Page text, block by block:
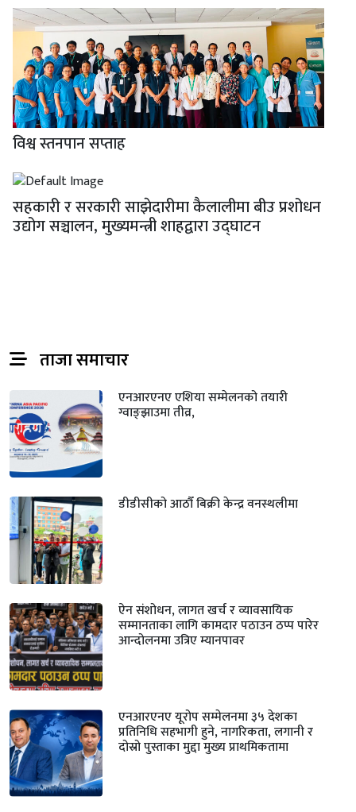
विश्व स्तनपान सप्ताह
सहकारी र सरकारी साझेदारीमा कैलालीमा बीउ प्रशोधन
उद्योग सञ्चालन, मुख्यमन्त्री शाहद्वारा उद्घाटन
ताजा समाचार
एनआरएनए एशिया सम्मेलनको तयारी
ग्वाङ्झाउमा तीव्र,
डीडीसीको आठौँ बिक्री केन्द्र वनस्थलीमा
ऐन संशोधन, लागत खर्च र व्यावसायिक
सम्मानताका लागि कामदार पठाउन ठप्प पारेर
आन्दोलनमा उत्रिए म्यानपावर
एनआरएनए यूरोप सम्मेलनमा ३५ देशका
प्रतिनिधि सहभागी हुने, नागरिकता, लगानी र
दोस्रो पुस्ताका मुद्दा मुख्य प्राथमिकतामा